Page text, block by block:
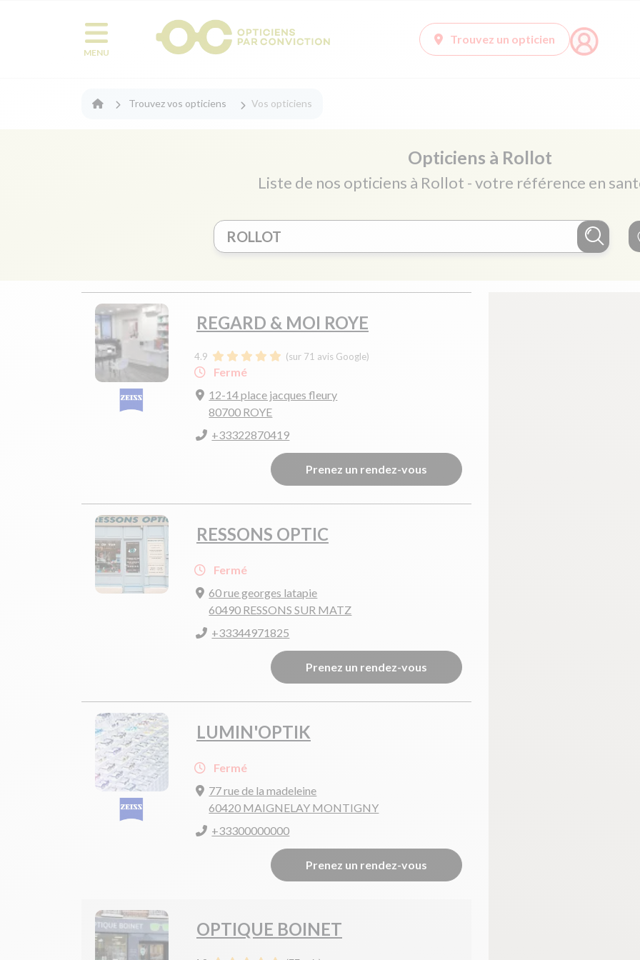
MENU
Trouvez un opticien
Trouvez vos opticiens Vos opticiens
Opticiens à Rollot
Liste de nos opticiens à Rollot - votre référence en
REGARD & MOI ROYE
4.9 (sur 71 avis Google)
Fermé
12-14 place jacques fleury
80700 ROYE
+33322870419
Prenez un rendez-vous
RESSONS OPTIC
Fermé
60 rue georges latapie
60490 RESSONS SUR MATZ
+33344971825
Prenez un rendez-vous
LUMIN'OPTIK
Fermé
77 rue de la madeleine
60420 MAIGNELAY MONTIGNY
+33300000000
Prenez un rendez-vous
OPTIQUE BOINET